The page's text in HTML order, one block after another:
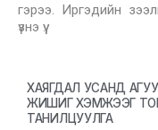
гэрээ. Иргэдийн
үзнэ үү.
ХАЯГДАЛ УСАНД
ЖИШИГ ХЭМЖЭЭГ
ТАНИЛЦУУЛГА